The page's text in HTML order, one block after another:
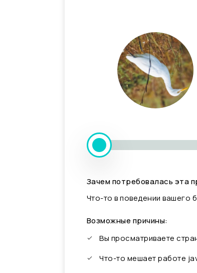
Зачем потребовалась эта
Что-то в поведении вашего
Возможные причины:
Вы просматриваете
Что-то мешает работе